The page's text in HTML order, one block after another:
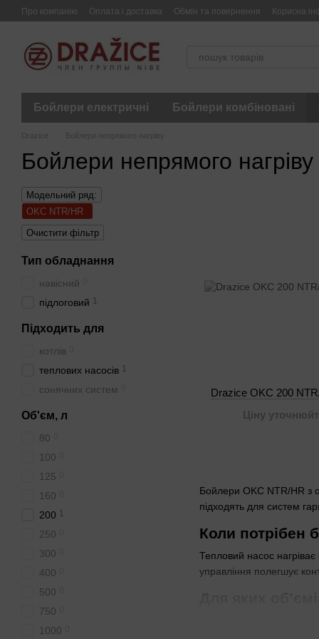
Перейти до основного контенту
Про компанію Оплата і доставка Обмін та повернення Корисна
Бойлери електричні Бойлери комбіновані
Drazice Бойлери непрямого нагріву
Бойлери непрямого
Бойлери OKC NTR/HR з
підходять для систем
Коли потрібен
Тепловий насос
управління полегшує
Drazice OKC 200
Ціну
Модельний ряд:
OKC NTR/HR
Очистити фільтр
Тип обладнання
навісний
підлоговий 1
Підходить для
котлів
теплових насосів 1
сонячних систем
Об'єм, л
80
100
125
160
200 1
250
300
400
500
750
1000